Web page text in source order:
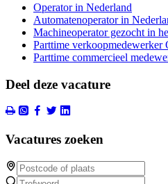
Operator in Nederland
Automatenoperator in
Machineoperator gezocht in
Parttime verkoopmedewerker
Parttime commercieel
Deel deze vacature
Vacatures zoeken